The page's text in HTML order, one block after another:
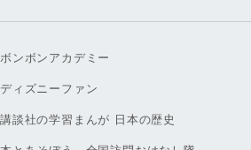
ボンボンアカデミー
ディズニーファン
講談社の学習まんが 日本の歴史